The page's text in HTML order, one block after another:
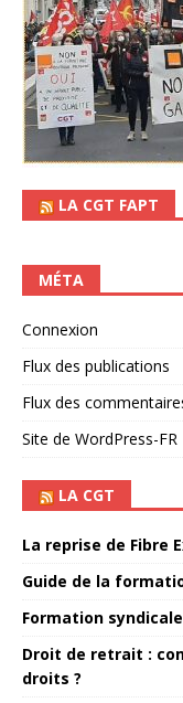
LA CGT FAPT
MÉTA
Connexion
Flux des publications
Flux des
Site de WordPress-FR
LA CGT
La reprise de Fibre
Guide de la
Formation
Droit de retrait :
droits ?